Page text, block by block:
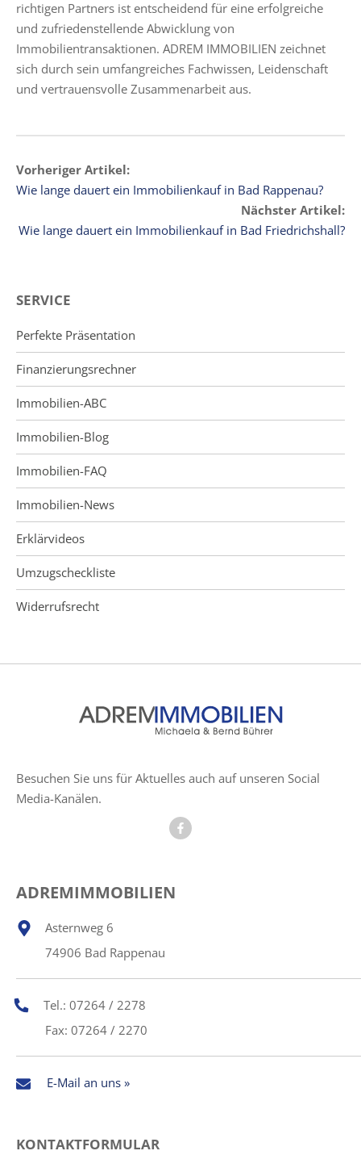
richtigen Partners ist entscheidend für eine erfolgreiche
und zufriedenstellende Abwicklung von
Immobilientransaktionen. ADREM IMMOBILIEN zeichnet
sich durch sein umfangreiches Fachwissen, Leidenschaft
und vertrauensvolle Zusammenarbeit aus.
Vorheriger Artikel:
Wie lange dauert ein Immobilienkauf in Bad Rappenau?
Nächster Artikel:
Wie lange dauert ein Immobilienkauf in Bad Friedrichshall?
SERVICE
Perfekte Präsentation
Finanzierungsrechner
Immobilien-ABC
Immobilien-Blog
Immobilien-FAQ
Immobilien-News
Erklärvideos
Umzugscheckliste
Widerrufsrecht
Besuchen Sie uns für Aktuelles auch auf unseren Social
Media-Kanälen.
ADREMIMMOBILIEN
Asternweg 6
74906 Bad Rappenau
Tel.: 07264 / 2278
Fax: 07264 / 2270
E-Mail an uns »
KONTAKTFORMULAR